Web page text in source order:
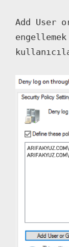
Add User